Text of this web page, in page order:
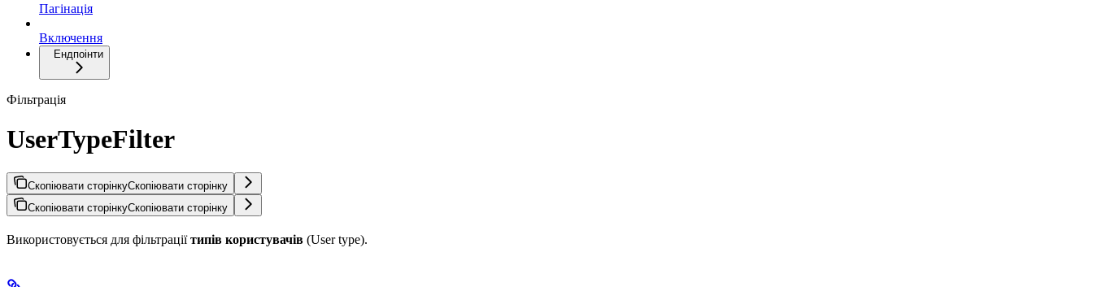
Пагінація
Включення
Ендпоінти
Фільтрація
UserTypeFilter
Скопіювати сторінкуСкопіювати сторінку
Скопіювати сторінкуСкопіювати сторінку
Використовується для фільтраціїтипів користувачів (User type).